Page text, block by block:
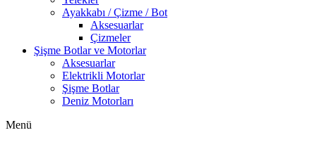
Ayakkabı / Çizme / Bot
Aksesuarlar
Çizmeler
Şişme Botlar ve Motorlar
Aksesuarlar
Elektrikli Motorlar
Şişme Botlar
Deniz Motorları
Menü